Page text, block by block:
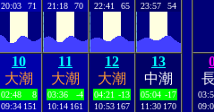
20:03
71
21:18
70
22:41
65
23:57
54
10
大潮
02:48
8
09:34 151
11
大潮
03:36
-4
10:14 161
12
大潮
04:21 -13
10:53 167
13
中潮
05:04 -17
11:30 170